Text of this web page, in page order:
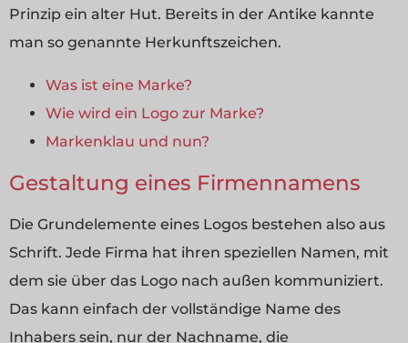
Prinzip ein alter Hut. Bereits in der Antike kannte
man so genannte Herkunftszeichen.
Was ist eine Marke?
Wie wird ein Logo zur Marke?
Markenklau und nun?
Gestaltung eines Firmennamens
Die Grundelemente eines Logos bestehen also aus
Schrift. Jede Firma hat ihren speziellen Namen, mit
dem sie über das Logo nach außen kommuniziert.
Das kann einfach der vollständige Name des
Inhabers sein, nur der Nachname, die